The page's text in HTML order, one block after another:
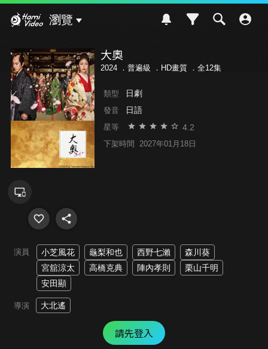
瀏覽
大奧
2024 ． 普遍級 ．HD畫質 ．全12集
類型 日劇
發音 日語
星等 4.2
下架時間 2027年01月18日
演員 小芝風花 龜梨和也 西野七瀨
森川葵
宮舘涼太
高橋克典 陣內孝則
栗山千明
安田顯
導演 大北遙
請先登入